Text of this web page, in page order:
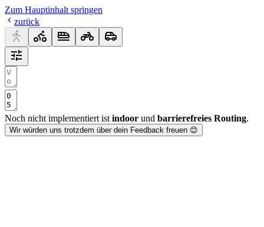
Zum Hauptinhalt springen
zurück
Noch nicht implementiert ist indoor und barrierefreies Routing.
Wir würden uns trotzdem über dein Feedback freuen 😊